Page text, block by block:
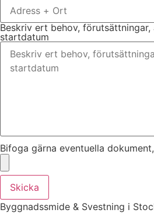
Beskriv ert behov, förutsättningar,
startdatum
Bifoga gärna eventuella
Skicka
Byggnadssmide & Svestning i